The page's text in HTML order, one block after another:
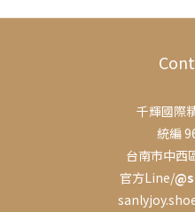
千輝國際
統編
台南市中西
官方Line/